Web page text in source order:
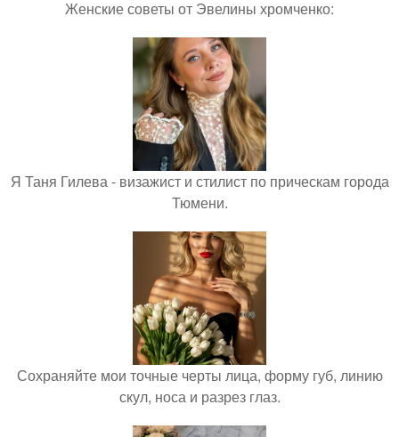
Женские советы от Эвелины хромченко:
Я Таня Гилева - визажист и стилист по прическам города
Тюмени.
Сохраняйте мои точные черты лица, форму губ, линию
скул, носа и разрез глаз.